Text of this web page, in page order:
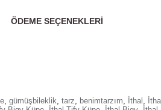
ÖDEME SEÇENEKLERI
, gümüşbileklik, tarz, benimtarzım, İthal ,